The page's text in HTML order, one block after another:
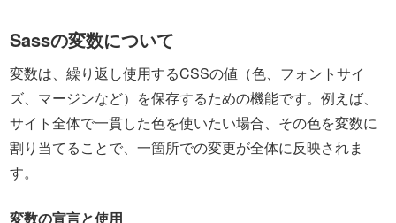
Sassの変数について
変数は、繰り返し使用するCSSの値（色、フォントサイ
ズ、マージンなど）を保存するための機能です。例えば、
サイト全体で一貫した色を使いたい場合、その色を変数に
割り当てることで、一箇所での変更が全体に反映されま
す。
変数の宣言と使用